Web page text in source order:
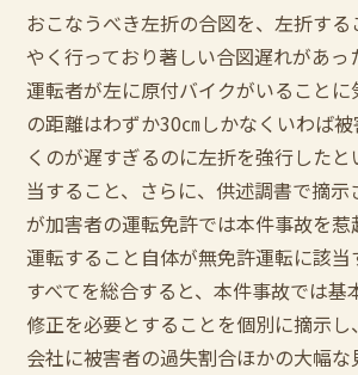
おこなうべき左折の合図を、左折する
やく行っており著しい合図遅れがあっ
運転者が左に原付バイクがいること
の距離はわずか30㎝しかなくいわば
くのが遅すぎるのに左折を強行した
当すること、さらに、供述調書で摘示
が加害者の運転免許では本件事故を惹
運転すること自体が無免許運転に該当
すべてを総合すると、本件事故では基
修正を必要とすることを個別に摘示
会社に被害者の過失割合ほかの大幅な